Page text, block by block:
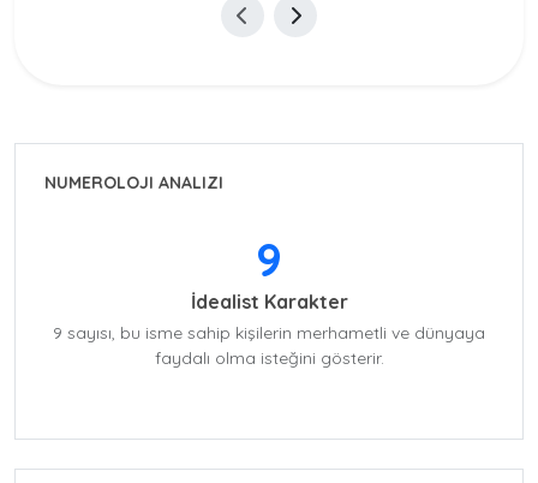
NUMEROLOJI ANALIZI
9
İdealist Karakter
9 sayısı, bu isme sahip kişilerin merhametli ve dünyaya
faydalı olma isteğini gösterir.